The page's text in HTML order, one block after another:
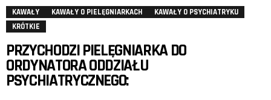
KAWAŁY KAWAŁY O PIELĘGNIARKACH
KAWAŁY O PSYCHIATRYKU
KRÓTKIE
PRZYCHODZI PIELĘGNIARKA DO
ORDYNATORA ODDZIAŁU
PSYCHIATRYCZNEGO: